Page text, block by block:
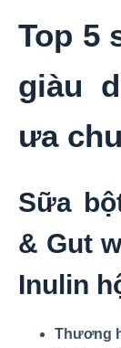
Top 5
giàu
ưa
Sữa
& Gut
Inulin
Thương